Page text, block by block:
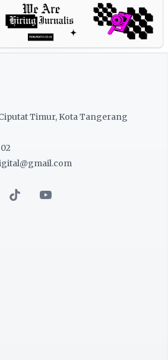
Timur, Kota Tangerang